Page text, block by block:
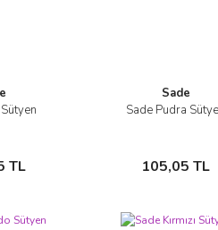
TL
Ekle
Sade
Sade Pudra
105,05 TL
İncele
Sepete Ekle